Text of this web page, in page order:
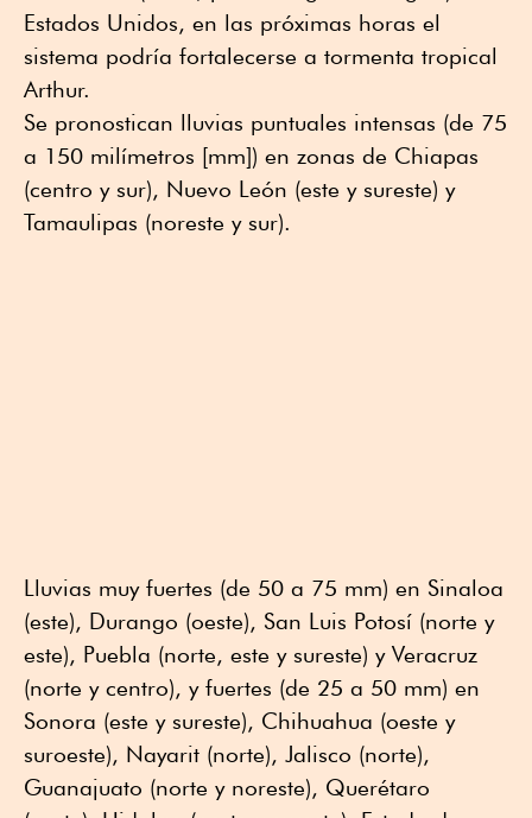
Estados Unidos, en las próximas horas el
sistema podría fortalecerse a tormenta tropical
Arthur.
Se pronostican lluvias puntuales intensas (de 75
a 150 milímetros [mm]) en zonas de Chiapas
(centro y sur), Nuevo León (este y sureste) y
Tamaulipas (noreste y sur).
Lluvias muy fuertes (de 50 a 75 mm) en Sinaloa
(este), Durango (oeste), San Luis Potosí (norte y
este), Puebla (norte, este y sureste) y Veracruz
(norte y centro), y fuertes (de 25 a 50 mm) en
Sonora (este y sureste), Chihuahua (oeste y
suroeste), Nayarit (norte), Jalisco (norte),
Guanajuato (norte y noreste), Querétaro